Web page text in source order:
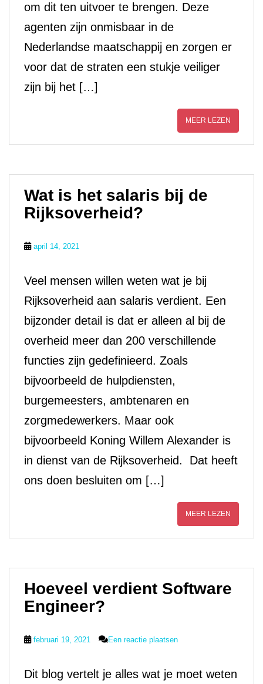
om dit ten uitvoer te brengen. Deze
agenten zijn onmisbaar in de
Nederlandse maatschappij en zorgen er
voor dat de straten een stukje veiliger
zijn bij het […]
MEER LEZEN
Wat is het salaris bij de
Rijksoverheid?
april 14, 2021
Veel mensen willen weten wat je bij
Rijksoverheid aan salaris verdient. Een
bijzonder detail is dat er alleen al bij de
overheid meer dan 200 verschillende
functies zijn gedefinieerd. Zoals
bijvoorbeeld de hulpdiensten,
burgemeesters, ambtenaren en
zorgmedewerkers. Maar ook
bijvoorbeeld Koning Willem Alexander is
in dienst van de Rijksoverheid. Dat heeft
ons doen besluiten om […]
MEER LEZEN
Hoeveel verdient Software
Engineer?
februari 19, 2021 Een reactie plaatsen
Dit blog vertelt je alles wat je moet weten